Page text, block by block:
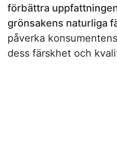
förbättra
grönsakens naturliga
påverka
dess färskhet och